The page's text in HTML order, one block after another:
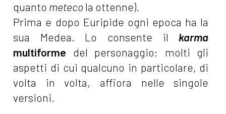
quanto meteco la ottenne).
Prima e dopo Euripide ogni epoca ha la
sua Medea. Lo consente il karma
multiforme del personaggio: molti gli
aspetti di cui qualcuno in particolare, di
volta in volta, affiora nelle singole
versioni.